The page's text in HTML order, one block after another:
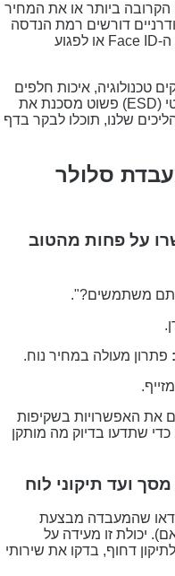
ביותר או את המחיר
דורשים רמת הנדסה
גבוהה. טכנאי חובבן עלול להרוס את ה-Face ID או לפגוע
איכות חלפים
ושקיפות. מעבדה ללא ציוד אנטי-סטטי (ESD) פשוט מסכנת את
שלנו, תוכלו לבקר בדף
סלולר
על פחות מהטוב
משתמשים?".
מעולה במחיר נוח.
האפשרויות בשקיפות
שתדעו בדיוק מה מותקן
שהמעבדה מבצעת
זו מעידה על
דחוף, בדקו את שירותי